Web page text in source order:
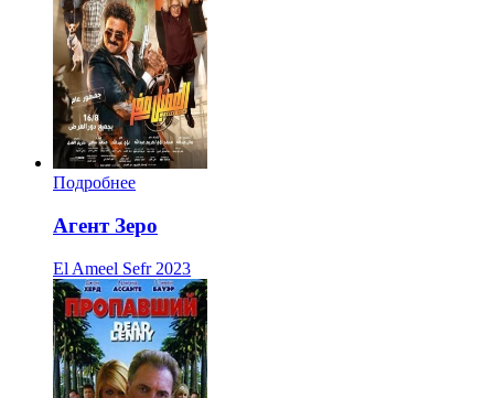
Подробнее
Агент Зеро
El Ameel Sefr 2023